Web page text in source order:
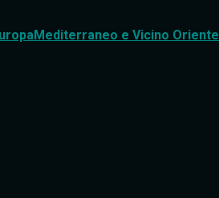
Mediterraneo e Vicino Oriente